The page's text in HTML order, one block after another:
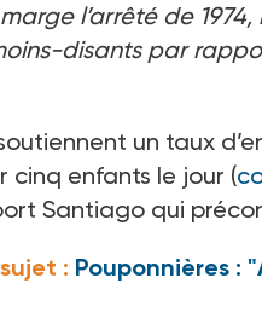
l’arrêté de
disants par
un taux
cinq enfants le jour (
Santiago qui
: Pouponnières :